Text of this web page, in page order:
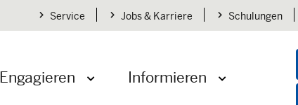
Service Jobs & Karriere Schulungen
Engagieren Informieren